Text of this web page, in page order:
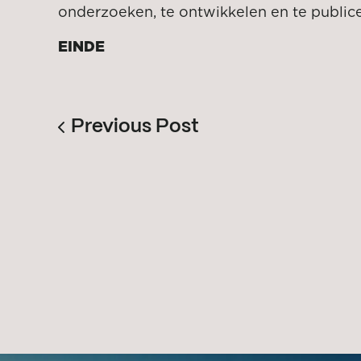
onderzoeken, te ontwikkelen en te
EINDE
Previous Post